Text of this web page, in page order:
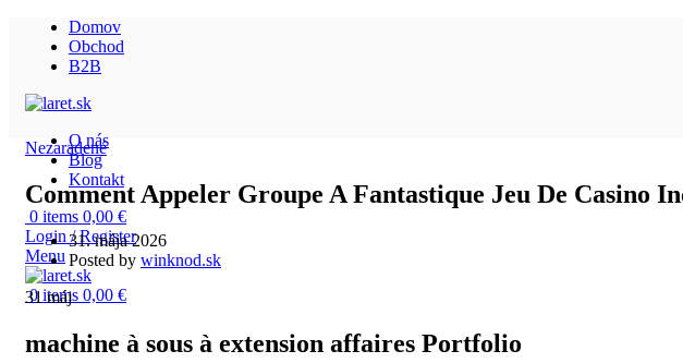
Domov
Obchod
B2B
O nás
Blog
Kontakt
0 items 0,00 €
Login / Register
Menu
0items 0,00 €
Nezaradené
Comment Appeler Groupe A Fantastique Jeu De Casino
31. mája 2026
Posted by winknod.sk
31máj
machine à sous à extension affaires Portfolio